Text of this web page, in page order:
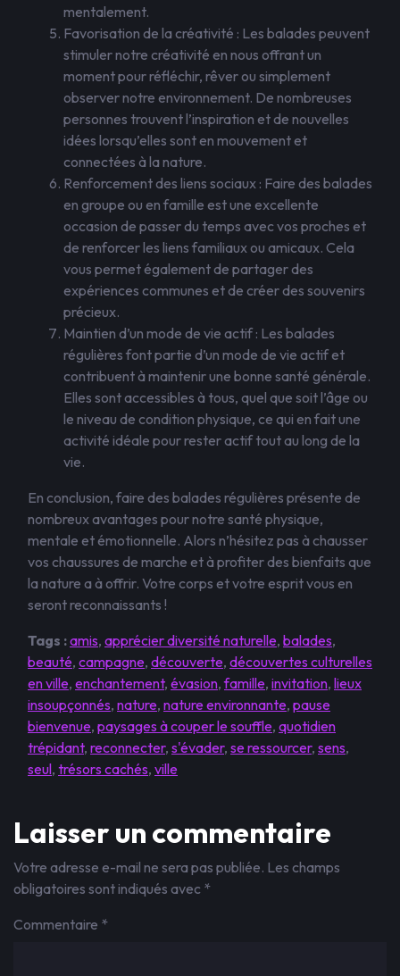
mentalement.
Favorisation de la créativité : Les balades peuvent
stimuler notre créativité en nous offrant un
moment pour réfléchir, rêver ou simplement
observer notre environnement. De nombreuses
personnes trouvent l’inspiration et de nouvelles
idées lorsqu’elles sont en mouvement et
connectées à la nature.
Renforcement des liens sociaux : Faire des balades
en groupe ou en famille est une excellente
occasion de passer du temps avec vos proches et
de renforcer les liens familiaux ou amicaux. Cela
vous permet également de partager des
expériences communes et de créer des souvenirs
précieux.
Maintien d’un mode de vie actif : Les balades
régulières font partie d’un mode de vie actif et
contribuent à maintenir une bonne santé générale.
Elles sont accessibles à tous, quel que soit l’âge ou
le niveau de condition physique, ce qui en fait une
activité idéale pour rester actif tout au long de la
vie.
En conclusion, faire des balades régulières présente de
nombreux avantages pour notre santé physique,
mentale et émotionnelle. Alors n’hésitez pas à chausser
vos chaussures de marche et à profiter des bienfaits que
la nature a à offrir. Votre corps et votre esprit vous en
seront reconnaissants !
Tags :amis, apprécier diversité naturelle, balades,
beauté, campagne, découverte, découvertes culturelles
en ville, enchantement, évasion,famille, invitation, lieux
insoupçonnés, nature, nature environnante, pause
bienvenue, paysages à couper le souffle, quotidien
trépidant, reconnecter, s'évader, se ressourcer, sens,
seul, trésors cachés, ville
Laisser un commentaire
Votre adresse e-mail ne sera pas publiée. Les champs
obligatoires sont indiqués avec *
Commentaire *